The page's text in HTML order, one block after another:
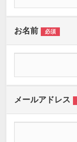
お名前 必須
メールアドレス